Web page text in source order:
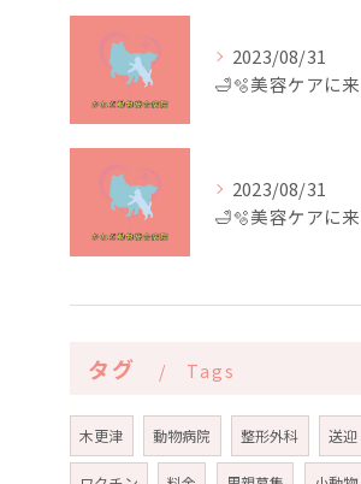
2023/08/31
2023/08/31
タグ Tags
木更津 動物病院 整形外科 送迎